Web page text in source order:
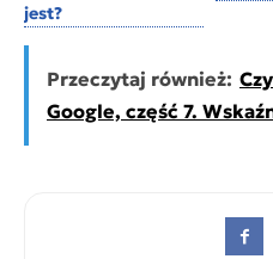
jest?
Przeczytaj również:
Google, część 7.